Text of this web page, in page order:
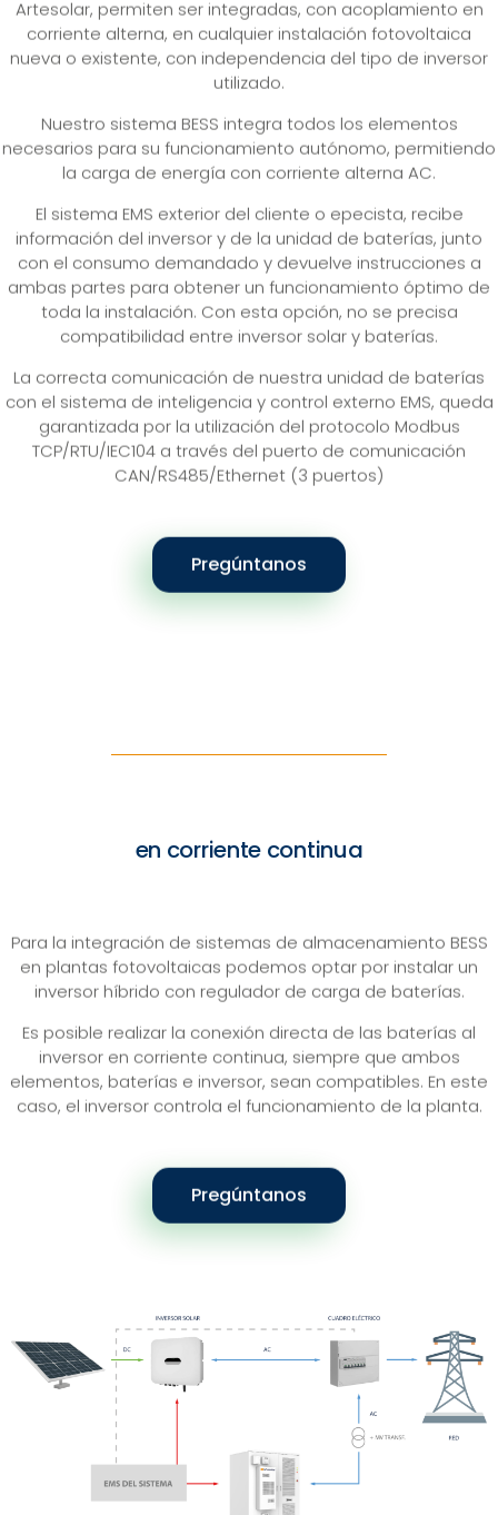
Artesolar, permiten ser integradas, con acoplamiento en
corriente alterna, en cualquier instalación fotovoltaica
nueva o existente, con independencia del tipo de inversor
utilizado.
Nuestro sistema BESS integra todos los elementos
necesarios para su funcionamiento autónomo, permitiendo
la carga de energía con corriente alterna AC.
El sistema EMS exterior del cliente o epecista, recibe
información del inversor y de la unidad de baterías, junto
con el consumo demandado y devuelve instrucciones a
ambas partes para obtener un funcionamiento óptimo de
toda la instalación. Con esta opción, no se precisa
compatibilidad entre inversor solar y baterías.
La correcta comunicación de nuestra unidad de baterías
con el sistema de inteligencia y control externo EMS, queda
garantizada por la utilización del protocolo Modbus
TCP/RTU/IEC104 a través del puerto de comunicación
CAN/RS485/Ethernet (3 puertos)
Pregúntanos
en corriente continua
Para la integración de sistemas de almacenamiento BESS
en plantas fotovoltaicas podemos optar por instalar un
inversor híbrido con regulador de carga de baterías.
Es posible realizar la conexión directa de las baterías al
inversor en corriente continua, siempre que ambos
elementos, baterías e inversor, sean compatibles. En este
caso, el inversor controla el funcionamiento de la planta.
Pregúntanos